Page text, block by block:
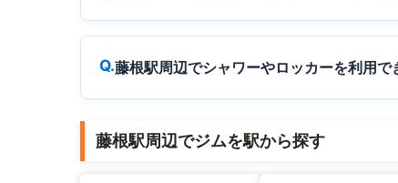
藤根駅周辺でシャワーやロッカーを利用
藤根駅周辺でジムを駅から探す